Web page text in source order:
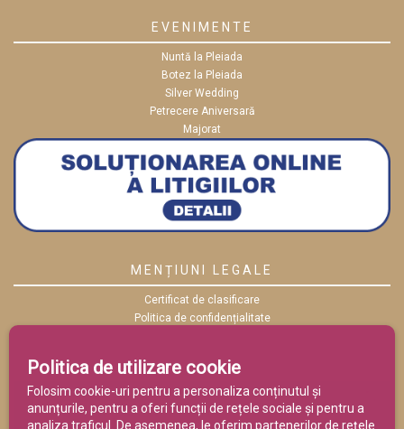
EVENIMENTE
Nuntă la Pleiada
Botez la Pleiada
Silver Wedding
Petrecere Aniversară
Majorat
MENȚIUNI LEGALE
Certificat de clasificare
Politica de confidențialitate
Termeni și condiții
Politica de utilizare cookie
Folosim cookie-uri pentru a personaliza conținutul și
anunțurile, pentru a oferi funcții de rețele sociale și pentru a
analiza traficul. De asemenea, le oferim partenerilor de rețele